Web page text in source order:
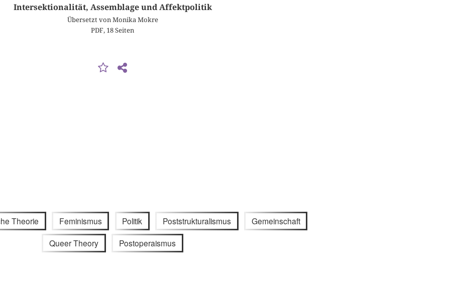
Intersektionalität, Assemblage und Affektpolitik
Übersetzt von Monika Mokre
PDF, 18 Seiten
Theorie Feminismus Politik Poststrukturalismus Gemeinschaft
Queer Theory Postoperaismus